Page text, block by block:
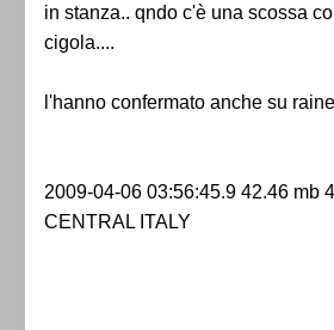
in stanza.. qndo c'è una scossa
cigola....
l'hanno confermato anche su
2009-04-06 03:56:45.9 42.46 mb
CENTRAL ITALY